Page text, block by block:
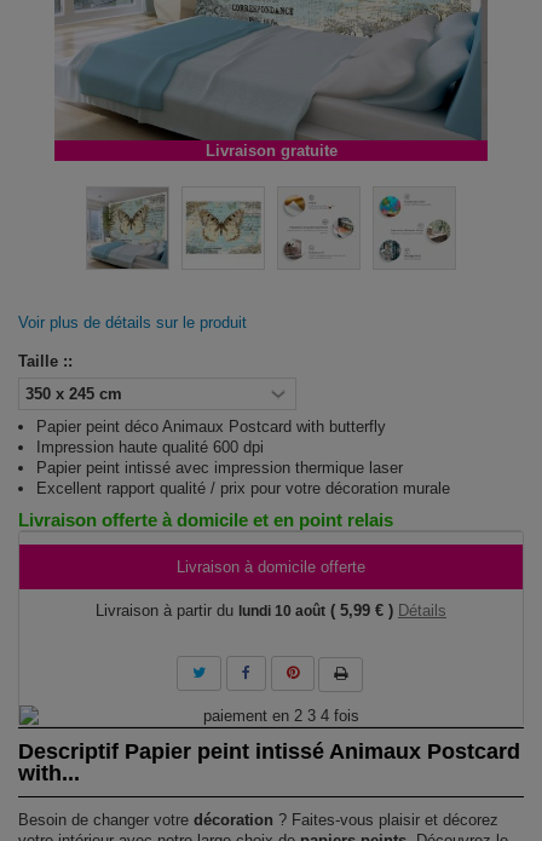
Livraison gratuite
Voir plus de détails sur le produit
Taille ::
Papier peint déco Animaux Postcard with butterfly
Impression haute qualité 600 dpi
Papier peint intissé avec impression thermique laser
Excellent rapport qualité / prix pour votre décoration murale
Livraison offerte à domicile et en point relais
Livraison à domicile offerte
Livraison à partir du lundi 10 août ( 5,99 € ) Détails
Descriptif Papier peint intissé Animaux Postcard
with...
Besoin de changer votre décoration ? Faites-vous plaisir et décorez